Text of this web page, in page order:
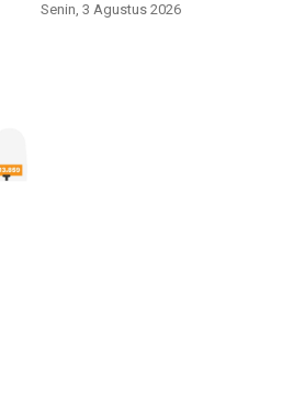
Senin, 3 Agustus 2026